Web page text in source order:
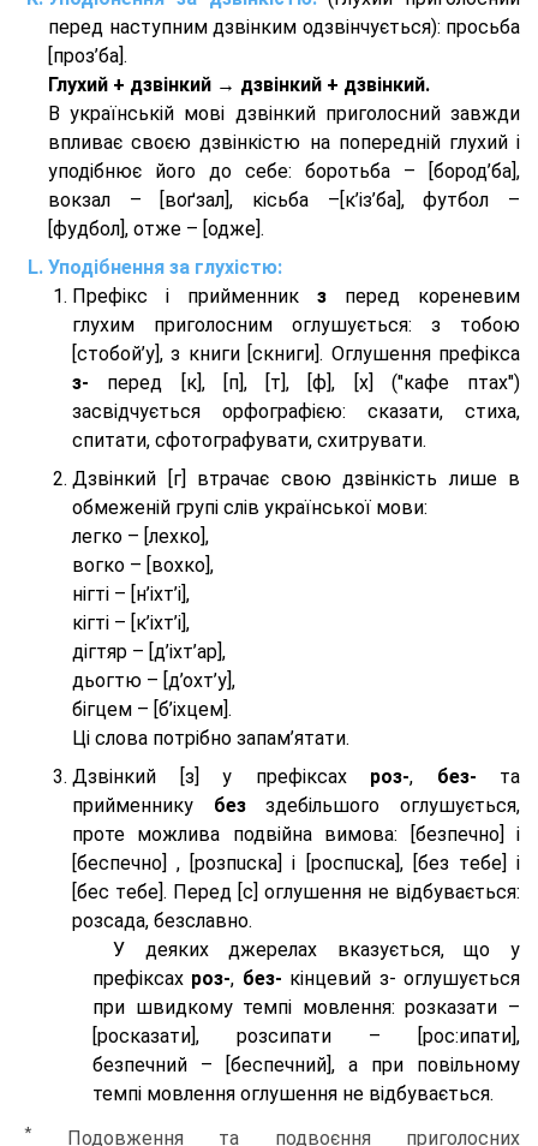
перед наступним дзвінким одзвінчується): просьба
[проз’ба].
Глухий + дзвінкий → дзвінкий + дзвінкий.
В українській мові дзвінкий приголосний завжди
впливає своєю дзвінкістю на попередній глухий і
уподібнює його до себе: боротьба – [бород’ба],
вокзал – [воґзал], кісьба –[к’із’ба], футбол –
[фудбол], отже – [одже].
Уподібнення за глухістю:
Префікс і прийменник з перед кореневим
глухим приголосним оглушується: з тобою
[стобой’у], з книги [скниги]. Оглушення префікса
з- перед [к], [п], [т], [ф], [х] ("кафе птах")
засвідчується орфографією: сказати, стиха,
спитати, сфотографувати, схитрувати.
Дзвінкий [г] втрачає свою дзвінкість лише в
обмеженій групі слів української мови:
легко – [лехко],
вогко – [вохко],
нігті – [н’іхт’і],
кігті – [к’іхт’і],
дігтяр – [д’іхт’ар],
дьогтю – [д’охт’у],
бігцем – [б’іхцем].
Ці слова потрібно запам’ятати.
Дзвінкий [з] у префіксах роз-, без- та
прийменнику безздебільшого оглушується,
проте можлива подвійна вимова: [безпeчно] і
[беспeчно] , [розпuска] і [роспuска], [без тeбе] і
[бес тeбе]. Перед [с] оглушення не відбувається:
розсада, безславно.
У деяких джерелах вказується, що у
префіксах роз-, без- кінцевий з- оглушується
при швидкому темпі мовлення: розказати –
[росказати], розсипати – [роc:ипати],
безпечний – [беспечний], а при повільному
темпі мовлення оглушення не відбувається.
*
Подовження та подвоєння приголосних